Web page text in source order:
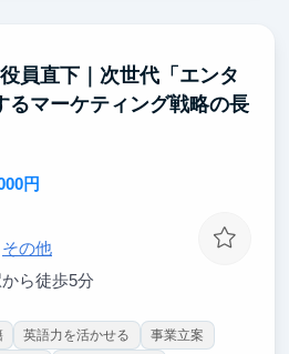
完全フルフレックス — コアタイ
。地方在住でも留学先からでも
員直下｜次世代「エンタ
るマーケティング戦略の長
円
その他
ら徒歩5分
英語力を活かせる
事業立案